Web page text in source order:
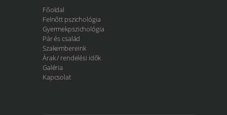
Főoldal
Felnőtt pszichológia
Gyermekpszichológia
Pár és család
Szakembereink
Árak / rendelési idők
Galéria
Kapcsolat